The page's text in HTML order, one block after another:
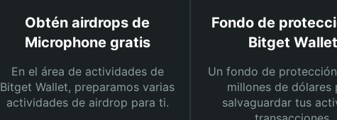
Obtén airdrops de
Microphone gratis
En el área de actividades de
Bitget Wallet, preparamos varias
actividades de airdrop para ti.
Fondo de
Bitget Wallet
Un fondo de
millones de dólares
salvaguardar tus